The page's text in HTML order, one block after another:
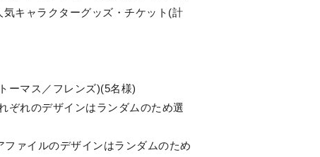
キャラクターグッズ・チケット(計
ーマス／フレンズ)(5名様)
ぞれのデザインはランダムのため選
ァイルのデザインはランダムのため